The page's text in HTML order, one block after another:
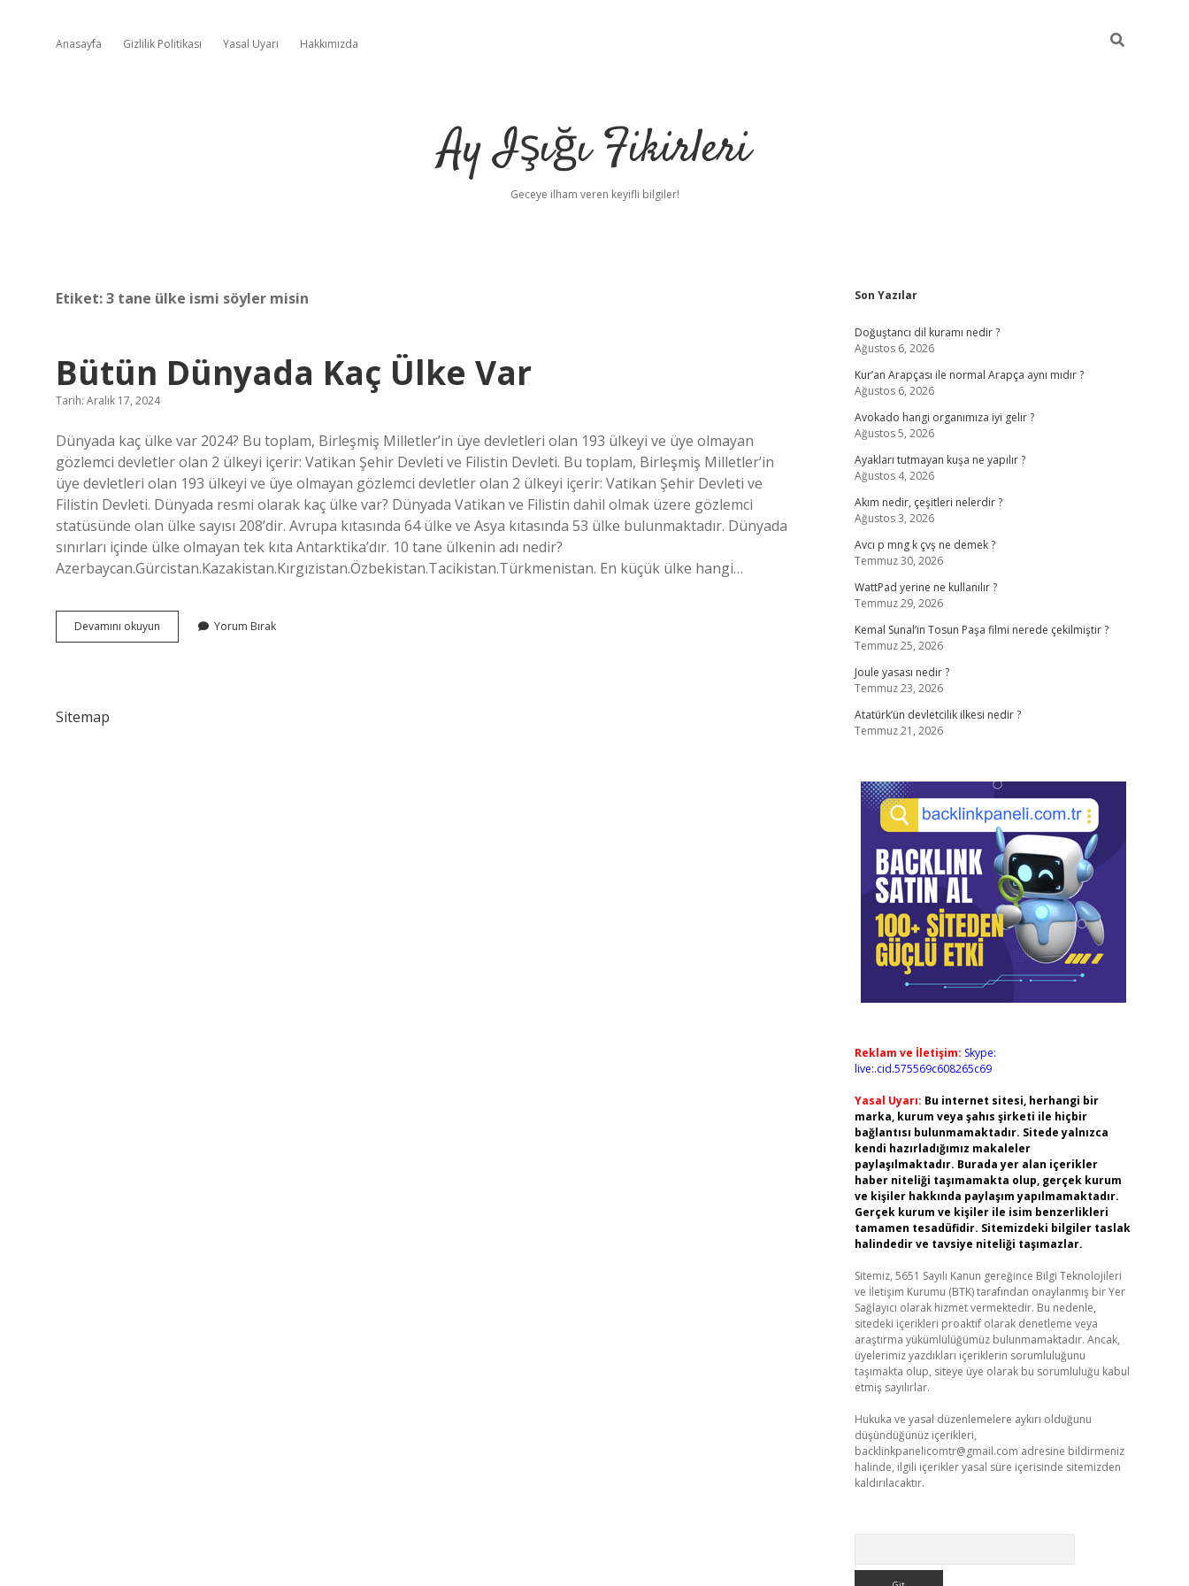
Anasayfa Gizlilik Politikası Yasal Uyarı Hakkımızda
Ay Işığı Fikirleri
Geceye ilham veren keyifli bilgiler!
Etiket:3 tane ülke ismi söyler misin
Bütün Dünyada Kaç Ülke Var
Tarih: Aralık 17, 2024
Dünyada kaç ülke var 2024? Bu toplam, Birleşmiş Milletler’in üye devletleri olan 193 ülkeyi ve üye olmayan
gözlemci devletler olan 2 ülkeyi içerir: Vatikan Şehir Devleti ve Filistin Devleti. Bu toplam, Birleşmiş Milletler’in
üye devletleri olan 193 ülkeyi ve üye olmayan gözlemci devletler olan 2 ülkeyi içerir: Vatikan Şehir Devleti ve
Filistin Devleti. Dünyada resmi olarak kaç ülke var? Dünyada Vatikan ve Filistin dahil olmak üzere gözlemci
statüsünde olan ülke sayısı 208’dir. Avrupa kıtasında 64 ülke ve Asya kıtasında 53 ülke bulunmaktadır. Dünyada
sınırları içinde ülke olmayan tek kıta Antarktika’dır. 10 tane ülkenin adı nedir?
Azerbaycan.Gürcistan.Kazakistan.Kırgızistan.Özbekistan.Tacikistan.Türkmenistan. En küçük ülke hangi…
Devamını okuyun
Dünyada
Yorum Bırak
Sitemap
Sidebar
Son Yazılar
Doğuştancı dil kuramı nedir ?
Ağustos 6, 2026
Kur’an Arapçası ile normal Arapça aynı mıdır ?
Ağustos 6, 2026
Avokado hangi organımıza iyi gelir ?
Ağustos 5, 2026
Ayakları tutmayan kuşa ne yapılır ?
Ağustos 4, 2026
Akım nedir, çeşitleri nelerdir ?
Ağustos 3, 2026
Avcı p mng k çvş ne demek ?
Temmuz 30, 2026
WattPad yerine ne kullanılır ?
Temmuz 29, 2026
Kemal Sunal’ın Tosun Paşa filmi nerede çekilmiştir ?
Temmuz 25, 2026
Joule yasası nedir ?
Temmuz 23, 2026
Atatürk’ün devletcilik ilkesi nedir ?
Temmuz 21, 2026
Reklam ve İletişim: Skype:
live:.cid.575569c608265c69
Yasal Uyarı: Bu internet sitesi, herhangi bir
marka, kurum veya şahıs şirketi ile hiçbir
bağlantısı bulunmamaktadır. Sitede yalnızca
kendi hazırladığımız makaleler
paylaşılmaktadır. Burada yer alan içerikler
haber niteliği taşımamakta olup, gerçek kurum
ve kişiler hakkında paylaşım yapılmamaktadır.
Gerçek kurum ve kişiler ile isim benzerlikleri
tamamen tesadüfidir. Sitemizdeki bilgiler taslak
halindedir ve tavsiye niteliği taşımazlar.
Sitemiz, 5651 Sayılı Kanun gereğince Bilgi Teknolojileri
ve İletişim Kurumu (BTK) tarafından onaylanmış bir Yer
Sağlayıcı olarak hizmet vermektedir. Bu nedenle,
sitedeki içerikleri proaktif olarak denetleme veya
araştırma yükümlülüğümüz bulunmamaktadır. Ancak,
üyelerimiz yazdıkları içeriklerin sorumluluğunu
taşımakta olup, siteye üye olarak bu sorumluluğu kabul
etmiş sayılırlar.
Hukuka ve yasal düzenlemelere aykırı olduğunu
düşündüğünüz içerikleri,
backlinkpanelicomtr@gmail.com adresine bildirmeniz
halinde, ilgili içerikler yasal süre içerisinde sitemizden
kaldırılacaktır.